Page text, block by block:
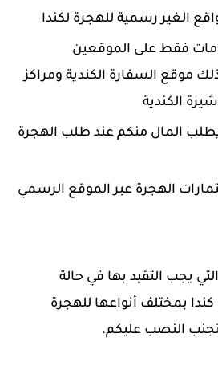
الغير رسمية للهجرة لكندا
فقط على الموقعين
موقع السفارة الكندية ومراكز
الكندية
المال منكم عند طلب الهجرة
الهجرة عبر الموقع الرسمي
يجب التقيد بها في حالة
بمختلف أنواعها للهجرة
النصب عليكم.